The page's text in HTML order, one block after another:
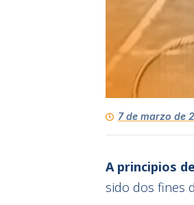
7 de marzo de
A principios
sido dos fines